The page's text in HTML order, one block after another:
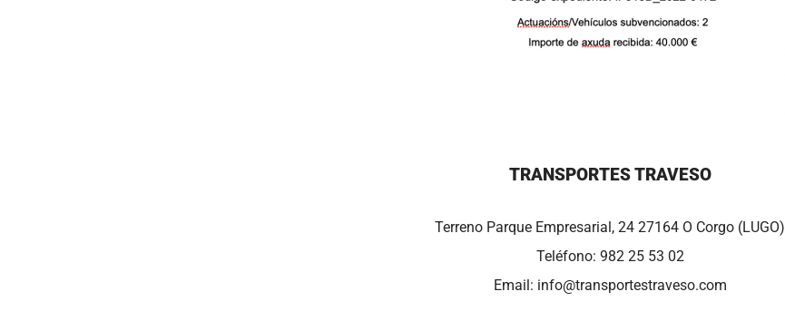
TRANSPORTES TRAVESO
Terreno Parque Empresarial, 24 27164 O Corgo (LUGO)
Teléfono: 982 25 53 02
Email: info@transportestraveso.com